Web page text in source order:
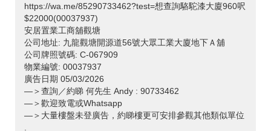
https://wa.me/85290733462?test=想查詢駱駝漆大廈960呎
$22000(00037937)
安居置業工商舖觀塘
公司地址: 九龍觀塘開源道56號大眾工業大廈地下Ａ舖
公司牌照號碼: C-067909
物業編號: 00037937
廣告日期 05/03/2026
—＞查詢／約睇 何先生 Andy : 90733462
—＞歡迎致電或Whatsapp
—＞大量樓盤未登廣告，約睇樓更可安排參觀其他類似單位
.